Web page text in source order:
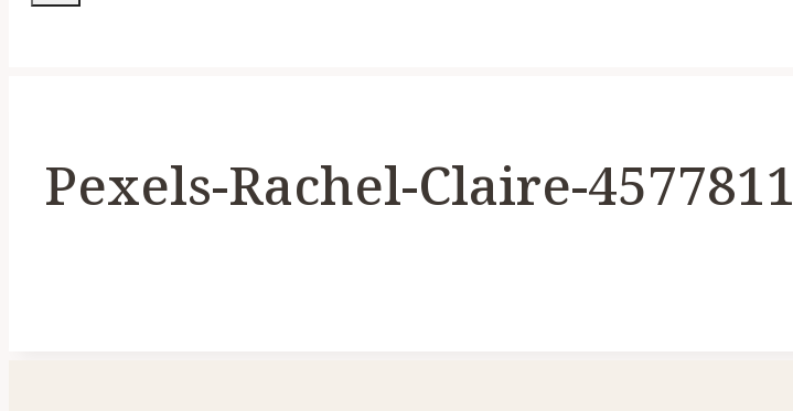
Pexels-Rachel-Claire-4577811